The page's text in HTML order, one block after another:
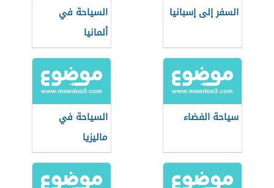
السفر إلى إسبانيا
السياحة في
ألمانيا
سياحة الفضاء
السياحة في
ماليزيا